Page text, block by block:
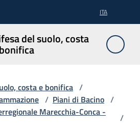
ITA
del suolo, costa
costa e bonifica /
/ Piani di Bacino /
Marecchia-Conca -
/